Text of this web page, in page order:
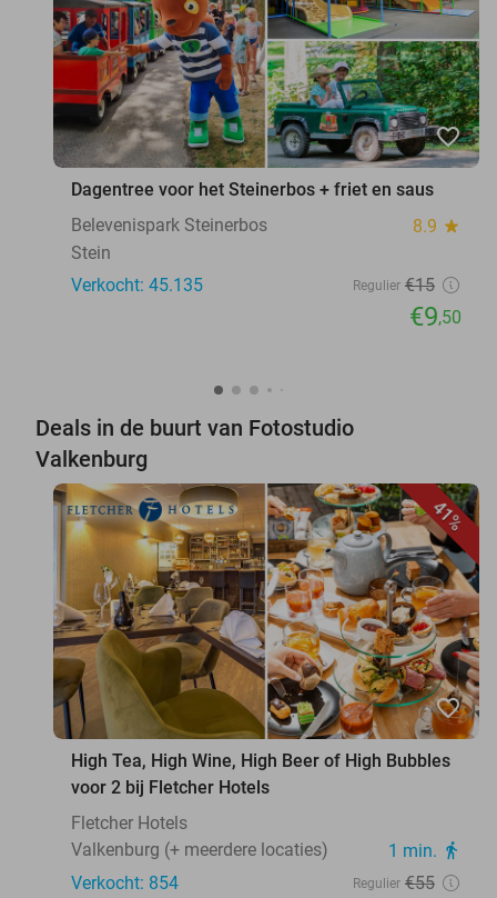
favorite_border
Dagentree voor het Steinerbos + friet en saus
Belevenispark Steinerbos
8.9 star
Stein
Verkocht: 45.135
Regulier €15
€9,50
Deals in de buurt van Fotostudio
Valkenburg
41%
favorite_border
High Tea, High Wine, High Beer of High Bubbles
voor 2 bij Fletcher Hotels
Fletcher Hotels
Valkenburg (+ meerdere locaties)
1 min. directions_walk
Verkocht: 854 Regulier €55